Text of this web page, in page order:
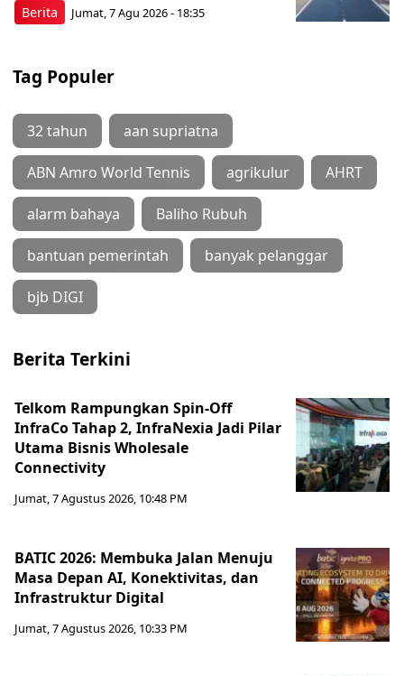
Berita Jumat, 7 Agu 2026 - 18:35
Tag Populer
32 tahun aan supriatna
ABN Amro World Tennis agrikulur AHRT
alarm bahaya Baliho Rubuh
bantuan pemerintah banyak pelanggar
bjb DIGI
Berita Terkini
Telkom Rampungkan Spin-Off
InfraCo Tahap 2, InfraNexia Jadi Pilar
Utama Bisnis Wholesale
Connectivity
Jumat, 7 Agustus 2026, 10:48 PM
BATIC 2026: Membuka Jalan Menuju
Masa Depan AI, Konektivitas, dan
Infrastruktur Digital
Jumat, 7 Agustus 2026, 10:33 PM